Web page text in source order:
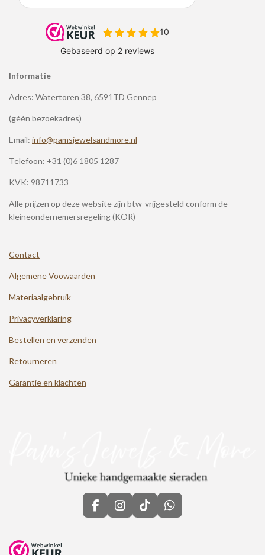
Informatie
Adres: Watertoren 38, 6591TD Gennep
(géén bezoekadres)
Email: info@pamsjewelsandmore.nl
Telefoon: +31 (0)6 1805 1287
KVK: 98711733
Alle prijzen op deze website zijn btw-vrijgesteld conform de
kleineondernemersregeling (KOR)
Contact
Algemene Voowaarden
Materiaalgebruik
Privacyverklaring
Bestellen en verzenden
Retourneren
Garantie en klachten
F
a
I
n
T
i
W
h